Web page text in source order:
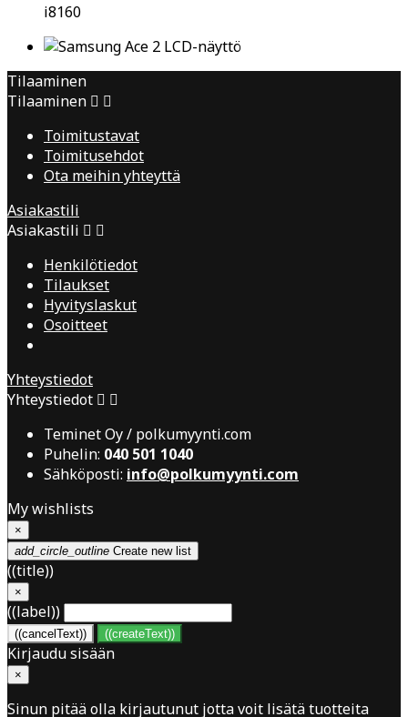
i8160
Tilaaminen
Tilaaminen  
Toimitustavat
Toimitusehdot
Ota meihin yhteyttä
Asiakastili
Asiakastili  
Henkilötiedot
Tilaukset
Hyvityslaskut
Osoitteet
Yhteystiedot
Yhteystiedot  
Teminet Oy / polkumyynti.com
Puhelin: 040 501 1040
Sähköposti: info@polkumyynti.com
My wishlists
×
add_circle_outline Create new list
((title))
×
((label))
((cancelText)) ((createText))
Kirjaudu sisään
×
Sinun pitää olla kirjautunut jotta voit lisätä tuotteita